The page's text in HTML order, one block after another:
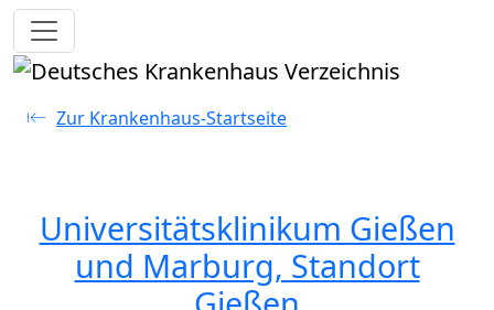
Toggle navigation
Zur Krankenhaus-Startseite
Universitätsklinikum Gießen
und Marburg, Standort